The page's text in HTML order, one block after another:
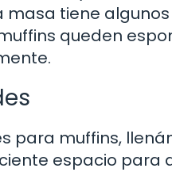
masa tiene
queden
para muffins,
espacio para